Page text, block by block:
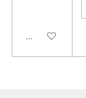
In winkelwagen